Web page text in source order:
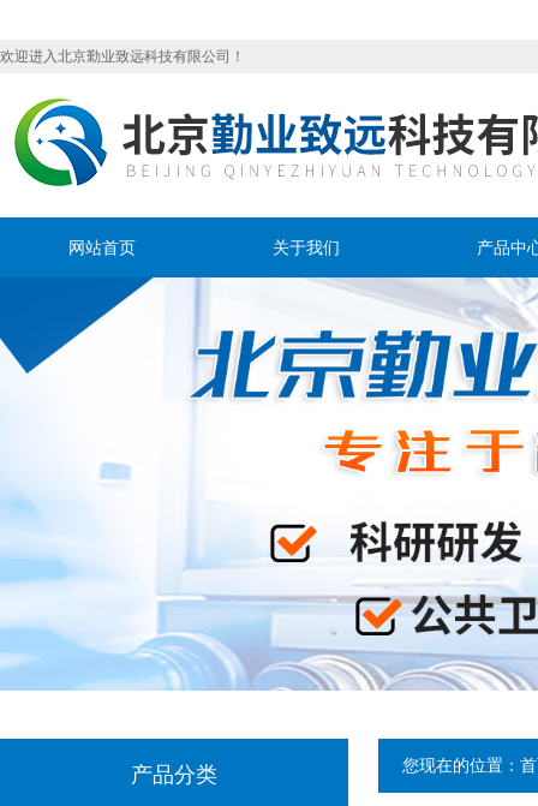
欢迎进入北京勤业致远科技有限公司！
网站首页 关于我们 产品中
产品分类 您现在的位置：